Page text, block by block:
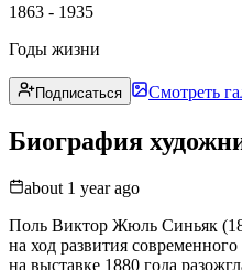
1863 - 1935
Годы жизни
Подписаться Смотреть
Биография
about 1 year ago
Поль Виктор Жюль Синьяк
на ход развития
на выставке 1880 года